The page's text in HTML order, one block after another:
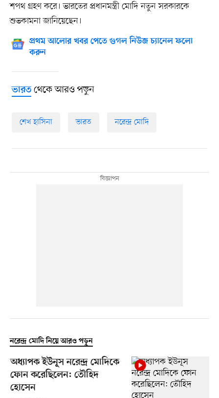
শপথ গ্রহণ করে। ভারতের প্রধানমন্ত্রী মোদি নতুন সরকারকে
শুভকামনা জানিয়েছেন।
প্রথম আলোর খবর পেতে গুগল নিউজ চ্যানেল ফলো
করুন
ভারতথেকে আরও পড়ুন
শেখ হাসিনা ভারত নরেন্দ্র মোদি
নরেন্দ্র মোদি নিয়ে আরও পড়ুন
অধ্যাপক ইউনূস নরেন্দ্র মোদিকে
ফোন করেছিলেন: তৌহিদ
হোসেন